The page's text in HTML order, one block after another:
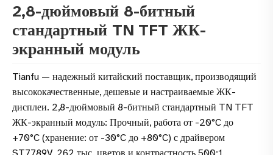
2,8-дюймовый 8-битный
стандартный TN TFT ЖК-
экранный модуль
Tianfu — надежный китайский поставщик, производящий
высококачественные, дешевые и настраиваемые ЖК-
дисплеи. 2,8-дюймовый 8-битный стандартный TN TFT
ЖК-экранный модуль: Прочный, работа от -20°C до
+70°C (хранение: от -30°C до +80°C) с драйвером